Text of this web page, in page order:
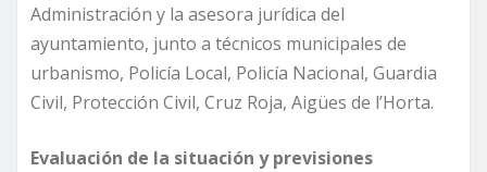
Administración y la asesora jurídica del
ayuntamiento, junto a técnicos municipales de
urbanismo, Policía Local, Policía Nacional, Guardia
Civil, Protección Civil, Cruz Roja, Aigües de l’Horta.
Evaluación de la situación y previsiones